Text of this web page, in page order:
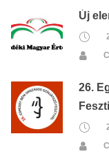
Új
26.